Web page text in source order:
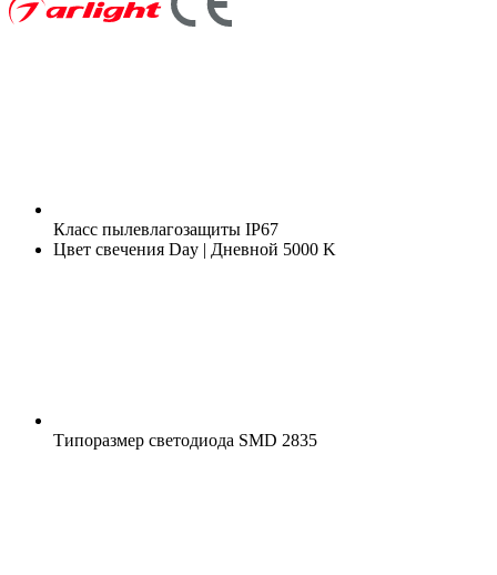
Класс пылевлагозащиты IP67
Цвет свечения Day | Дневной 5000 K
Типоразмер светодиода SMD 2835